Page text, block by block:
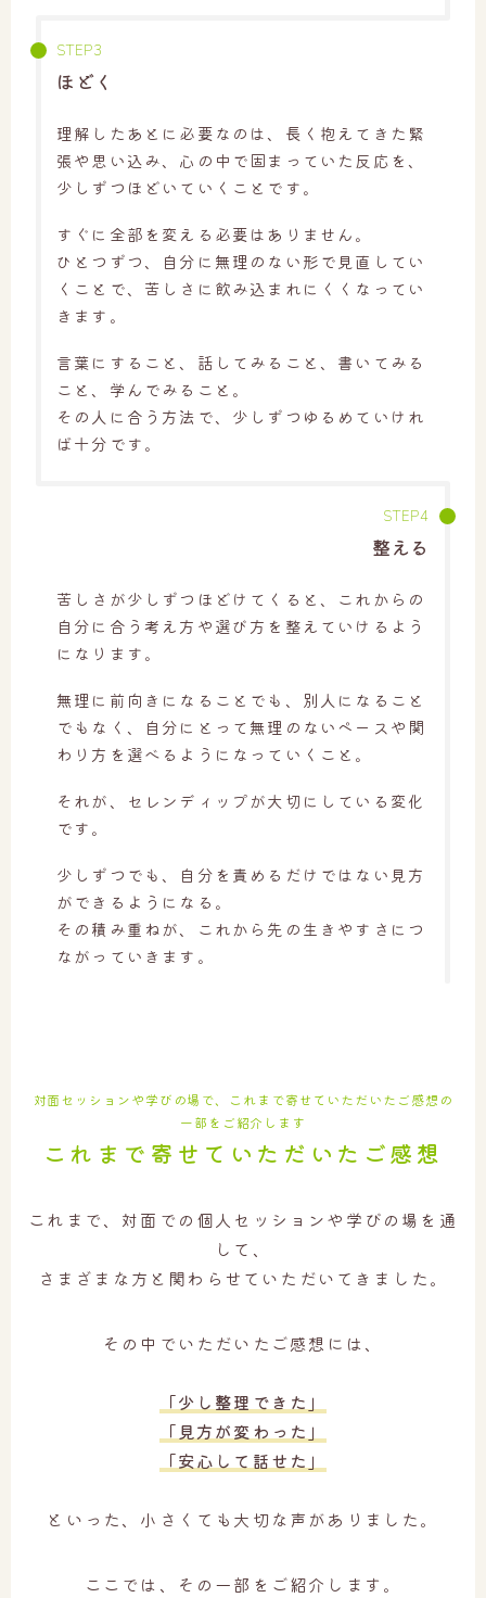
ほどく
理解したあとに必要なのは、長く抱えてきた緊
張や思い込み、心の中で固まっていた反応を、
少しずつほどいていくことです。
すぐに全部を変える必要はありません。
ひとつずつ、自分に無理のない形で見直してい
くことで、苦しさに飲み込まれにくくなってい
きます。
言葉にすること、話してみること、書いてみる
こと、学んでみること。
その人に合う方法で、少しずつゆるめていけれ
ば十分です。
整える
苦しさが少しずつほどけてくると、これからの
自分に合う考え方や選び方を整えていけるよう
になります。
無理に前向きになることでも、別人になること
でもなく、自分にとって無理のないペースや関
わり方を選べるようになっていくこと。
それが、セレンディップが大切にしている変化
です。
少しずつでも、自分を責めるだけではない見方
ができるようになる。
その積み重ねが、これから先の生きやすさにつ
ながっていきます。
対面セッションや学びの場で、これまで寄せていただいたご感想の
一部をご紹介します
これまで寄せていただいたご感想
これまで、対面での個人セッションや学びの場を通
して、
さまざまな方と関わらせていただいてきました。
その中でいただいたご感想には、
「少し整理できた」
「見方が変わった」
「安心して話せた」
といった、小さくても大切な声がありました。
ここでは、その一部をご紹介します。